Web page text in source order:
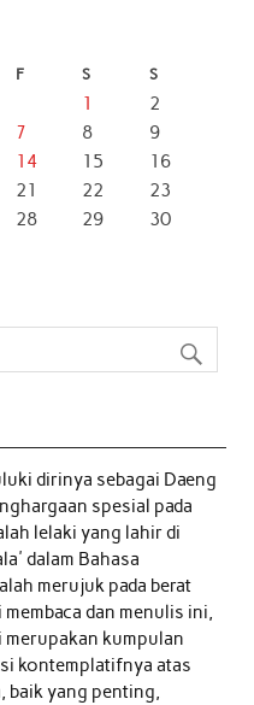
F S S
1
2
7 8
9
14 15
16
21 22
23
28 29
30
dirinya sebagai Daeng
spesial pada
lelaki yang lahir di
dalam Bahasa
merujuk pada berat
dan menulis ini,
kumpulan
kontemplatifnya atas
baik yang penting,